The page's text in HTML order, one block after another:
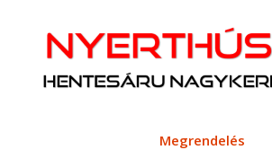
content
Megrendelés